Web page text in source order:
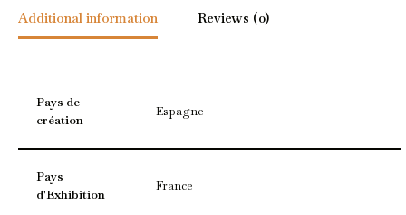
Additional information Reviews (0)
Pays de
création
Espagne
Pays
d'Exhibition
France